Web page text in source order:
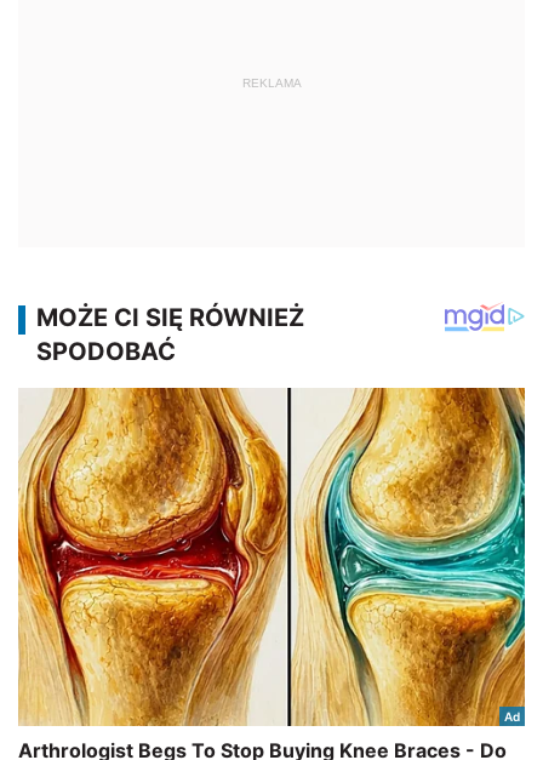
REKLAMA